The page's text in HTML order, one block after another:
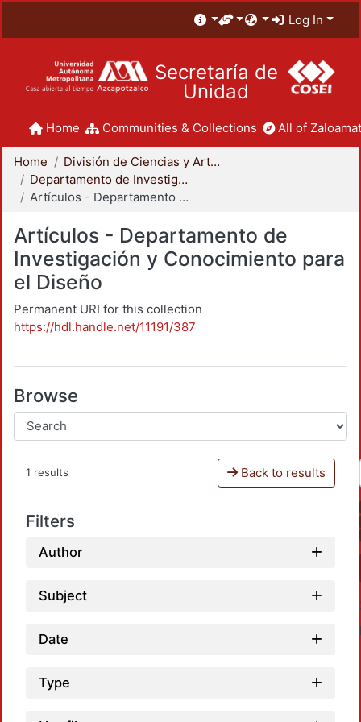
Log In
Secretaría de
Unidad
Home Communities & Collections All of
Home
División de Ciencias y Artes para el Diseño
Departamento de Investigación y Conocimiento para el Diseño
Artículos - Departamento de Investigación y Conocimiento para el Diseño
Artículos - Departamento de
Investigación y Conocimiento para
el Diseño
Permanent URI for this collection
https://hdl.handle.net/11191/387
Browse
1 results Back to results
Filters
Author
Subject
Date
Type